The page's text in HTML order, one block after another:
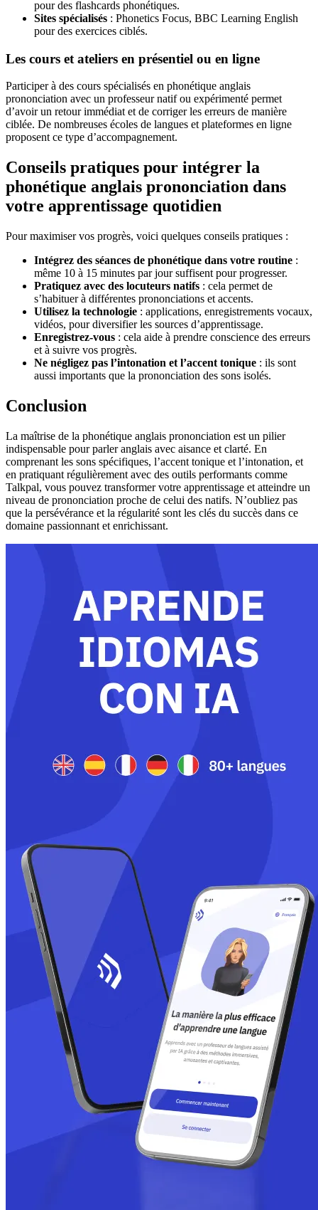
pour des flashcards phonétiques.
Sites spécialisés : Phonetics Focus, BBC Learning English
pour des exercices ciblés.
Les cours et ateliers en présentiel ou en ligne
Participer à des cours spécialisés en phonétique anglais
prononciation avec un professeur natif ou expérimenté permet
d’avoir un retour immédiat et de corriger les erreurs de manière
ciblée. De nombreuses écoles de langues et plateformes en ligne
proposent ce type d’accompagnement.
Conseils pratiques pour intégrer la
phonétique anglais prononciation dans
votre apprentissage quotidien
Pour maximiser vos progrès, voici quelques conseils pratiques :
Intégrez des séances de phonétique dans votre routine :
même 10 à 15 minutes par jour suffisent pour progresser.
Pratiquez avec des locuteurs natifs : cela permet de
s’habituer à différentes prononciations et accents.
Utilisez la technologie : applications, enregistrements vocaux,
vidéos, pour diversifier les sources d’apprentissage.
Enregistrez-vous : cela aide à prendre conscience des erreurs
et à suivre vos progrès.
Ne négligez pas l’intonation et l’accent tonique : ils sont
aussi importants que la prononciation des sons isolés.
Conclusion
La maîtrise de la phonétique anglais prononciation est un pilier
indispensable pour parler anglais avec aisance et clarté. En
comprenant les sons spécifiques, l’accent tonique et l’intonation, et
en pratiquant régulièrement avec des outils performants comme
Talkpal, vous pouvez transformer votre apprentissage et atteindre un
niveau de prononciation proche de celui des natifs. N’oubliez pas
que la persévérance et la régularité sont les clés du succès dans ce
domaine passionnant et enrichissant.